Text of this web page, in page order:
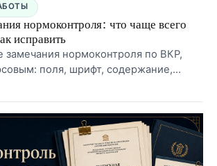
нормоконтроля: что чаще всего
исправить
замечания нормоконтроля по ВКР,
поля, шрифт, содержание,
рисунки, источники, приложения
без хаоса.